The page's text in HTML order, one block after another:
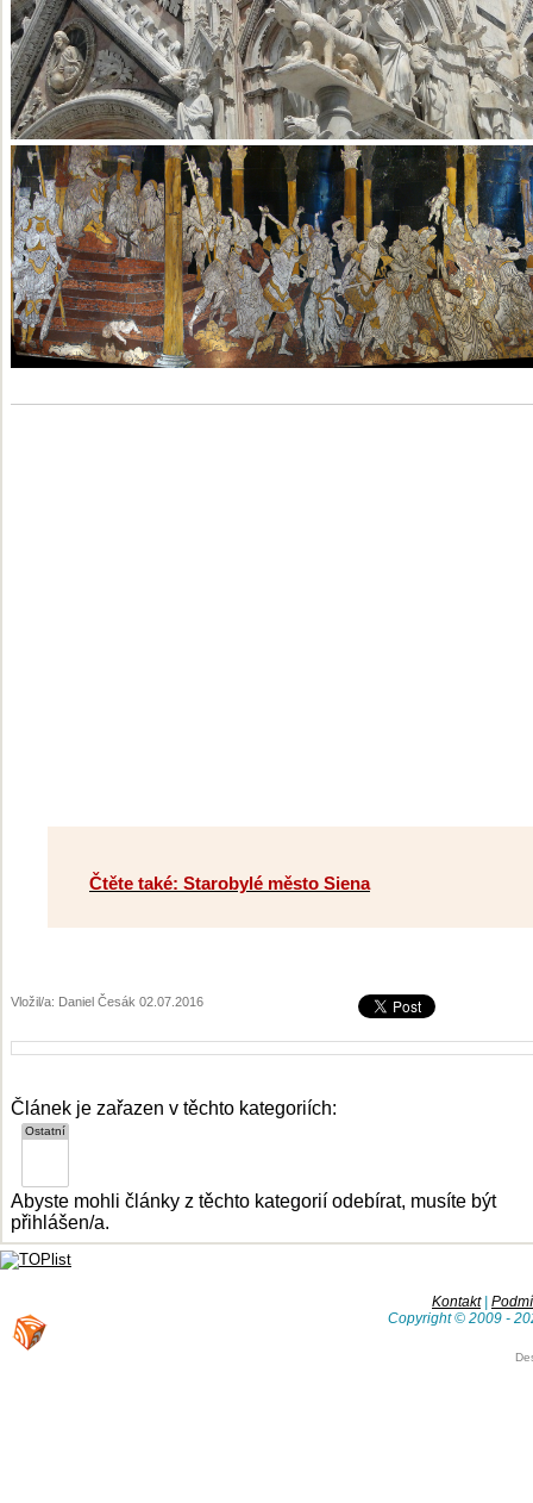
Čtěte také: Starobylé město Siena
Vložil/a: Daniel Česák 02.07.2016
Článek je zařazen v těchto kategoriích:
Abyste mohli články z těchto kategorií odebírat, musíte být
přihlášen/a.
Kontakt|
Copyright © 2009 -